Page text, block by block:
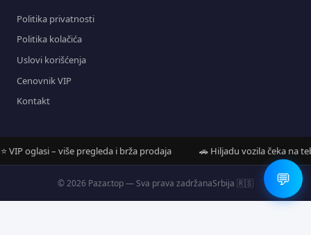
Politika privatnosti
Politika kolačića
Uslovi korišćenja
Cenovnik VIP
Kontakt
oglasi – više pregleda i brža prodaja 🚗 Hiljadu vozila čeka na tebe
© 2026 Pazar.top — Sva prava zadržanaSrbija 🇷🇸 💬